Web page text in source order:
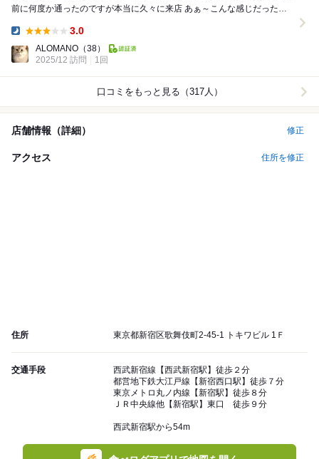
前に何度か通ったのですが本当に久々に来店 あぁ～こんな感じだったっ
3.0
ALOMANO （38）
2025/12 訪問
1回
口コミをもっと見る（317人）
店舗情報（詳細） 修正
アクセス 住所を修正
住所 東京都新宿区歌舞伎町2-45-1 トキワビル 1Ｆ
交通手段
西武新宿線【西武新宿駅】徒歩２分
都営地下鉄大江戸線【新宿西口駅】徒歩７分
東京メトロ丸ノ内線【新宿駅】徒歩８分
ＪＲ中央線他【新宿駅】東口 徒歩９分
西武新宿駅から54m